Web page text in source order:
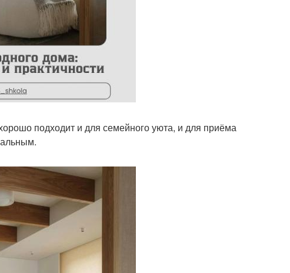
подходит и для семейного уюта, и для приёма